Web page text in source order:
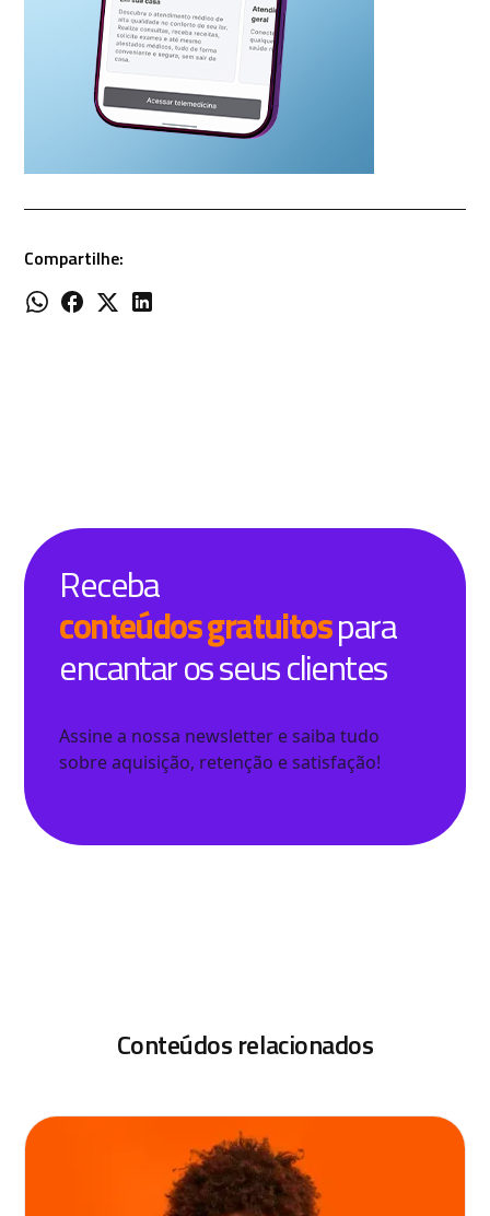
Compartilhe:
Receba
conteúdos gratuitospara
encantar os seus clientes
Assine a nossa newsletter e saiba tudo
sobre aquisição, retenção e satisfação!
Conteúdos relacionados